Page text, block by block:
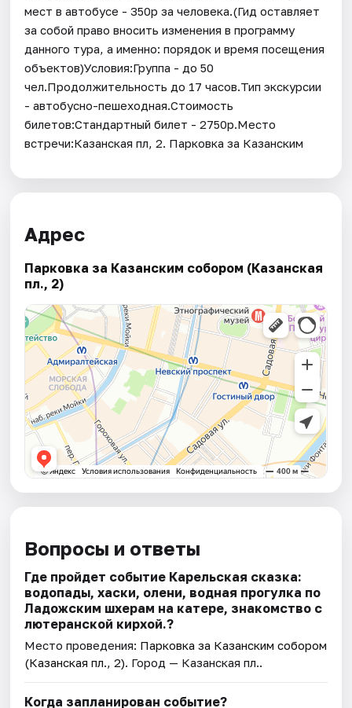
мест в автобусе - 350р за человека.(Гид оставляет
за собой право вносить изменения в программу
данного тура, а именно: порядок и время посещения
объектов)Условия:Группа - до 50
чел.Продолжительность до 17 часов.Тип экскурсии
- автобусно-пешеходная.Стоимость
билетов:Стандартный билет - 2750р.Место
встречи:Казанская пл, 2. Парковка за Казанским
Адрес
Парковка за Казанским собором (Казанская
пл., 2)
Вопросы и ответы
Где пройдет событие Карельская сказка:
водопады, хаски, олени, водная прогулка по
Ладожским шхерам на катере, знакомство с
лютеранской кирхой.?
Место проведения: Парковка за Казанским собором
(Казанская пл., 2). Город — Казанская пл..
Когда запланирован событие?